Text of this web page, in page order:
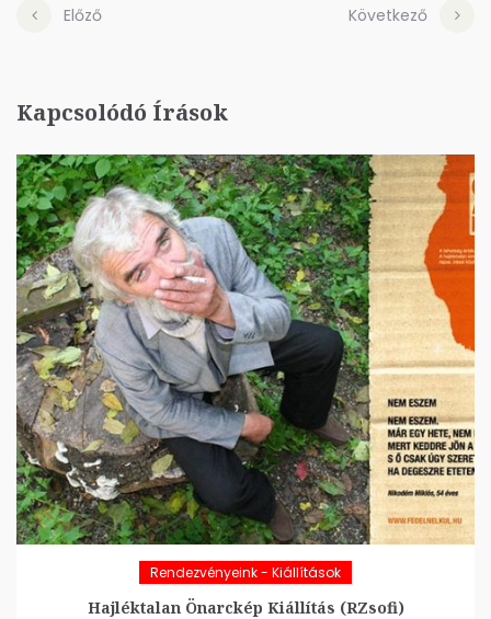
Előző Következő
Kapcsolódó Írások
Rendezvényeink - Kiállítások
Hajléktalan Önarckép Kiállítás (RZsofi)